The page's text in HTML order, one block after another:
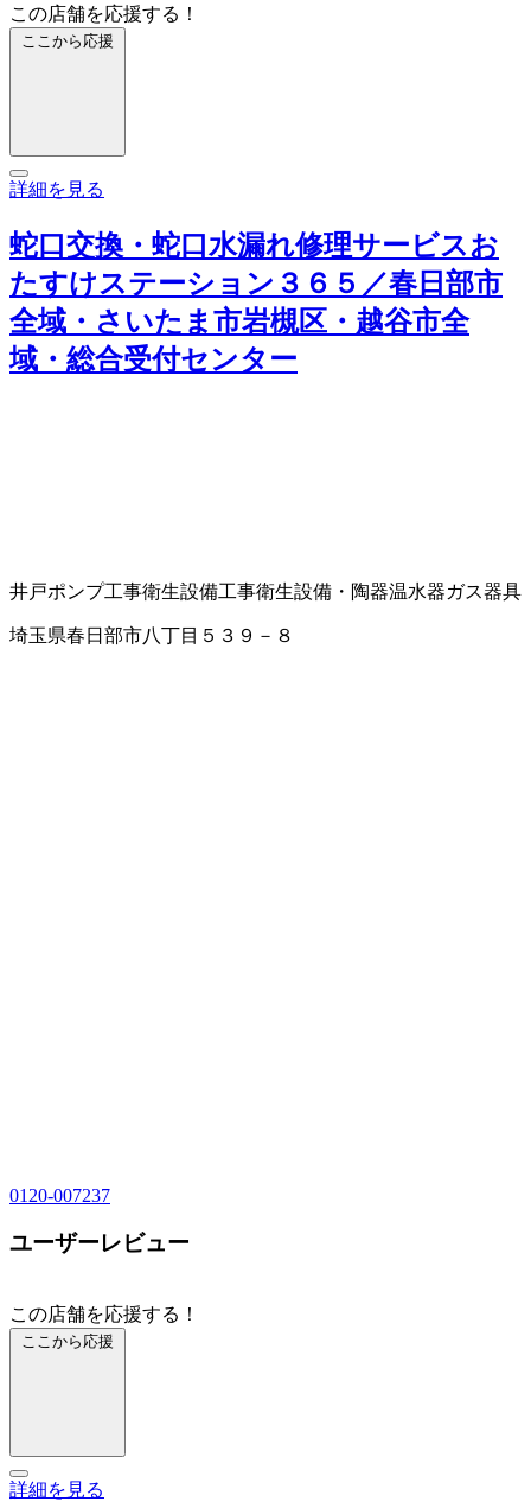
この店舗を応援する！
ここから応援
詳細を見る
蛇口交換・蛇口水漏れ修理サービスお
たすけステーション３６５／春日部市
全域・さいたま市岩槻区・越谷市全
域・総合受付センター
井戸ポンプ工事衛生設備工事衛生設備・陶器温水器ガス器具
埼玉県春日部市八丁目５３９－８
0120-007237
ユーザーレビュー
この店舗を応援する！
ここから応援
詳細を見る